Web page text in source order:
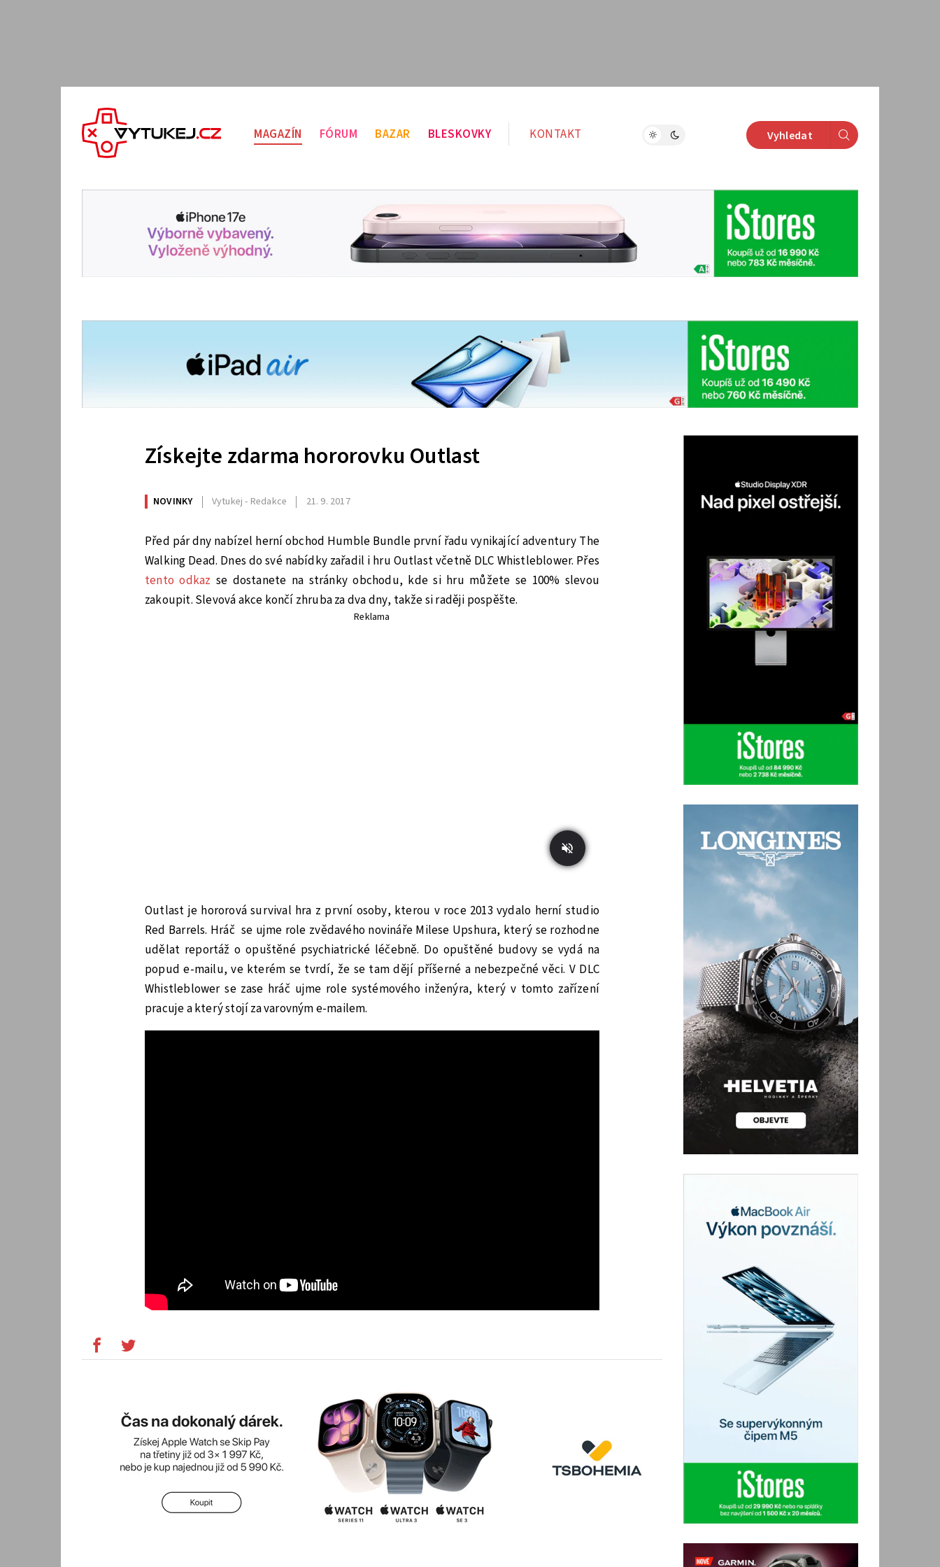
MAGAZÍN FÓRUM BAZAR BLESKOVKY KONTAKT Vyhledat
Získejte zdarma hororovku Outlast
NOVINKY Vytukej - Redakce 21. 9. 2017
Před pár dny nabízel herní obchod Humble Bundle první řadu vynikající adventury The
Walking Dead. Dnes do své nabídky zařadil i hru Outlast včetně DLC Whistleblower. Přes
tento odkaz se dostanete na stránky obchodu, kde si hru můžete se 100% slevou
zakoupit. Slevová akce končí zhruba za dva dny, takže si raději pospěšte.
Reklama
Outlast je hororová survival hra z první osoby, kterou v roce 2013 vydalo herní studio
Red Barrels. Hráč se ujme role zvědavého novináře Milese Upshura, který se rozhodne
udělat reportáž o opuštěné psychiatrické léčebně. Do opuštěné budovy se vydá na
popud e-mailu, ve kterém se tvrdí, že se tam dějí příšerné a nebezpečné věci. V DLC
Whistleblower se zase hráč ujme role systémového inženýra, který v tomto zařízení
pracuje a který stojí za varovným e-mailem.